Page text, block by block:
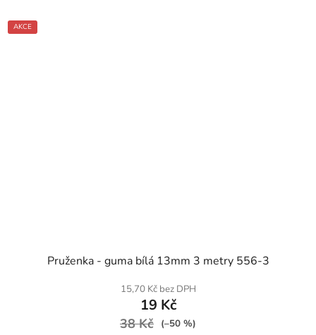
AKCE
Pruženka - guma bílá 13mm 3 metry 556-3
15,70 Kč bez DPH
19 Kč
38 Kč (–50 %)